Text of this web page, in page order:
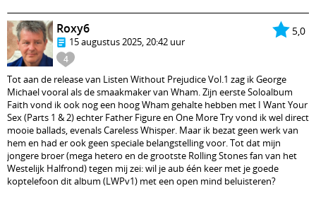
5,0
4
Roxy6
15 augustus 2025, 20:42 uur
Tot aan de release van Listen Without Prejudice Vol.1 zag ik George
Michael vooral als de smaakmaker van Wham. Zijn eerste Soloalbum
Faith vond ik ook nog een hoog Wham gehalte hebben met I Want Your
Sex (Parts 1 & 2) echter Father Figure en One More Try vond ik wel direct
mooie ballads, evenals Careless Whisper. Maar ik bezat geen werk van
hem en had er ook geen speciale belangstelling voor. Tot dat mijn
jongere broer (mega hetero en de grootste Rolling Stones fan van het
Westelijk Halfrond) tegen mij zei: wil je aub één keer met je goede
koptelefoon dit album (LWPv1) met een open mind beluisteren?